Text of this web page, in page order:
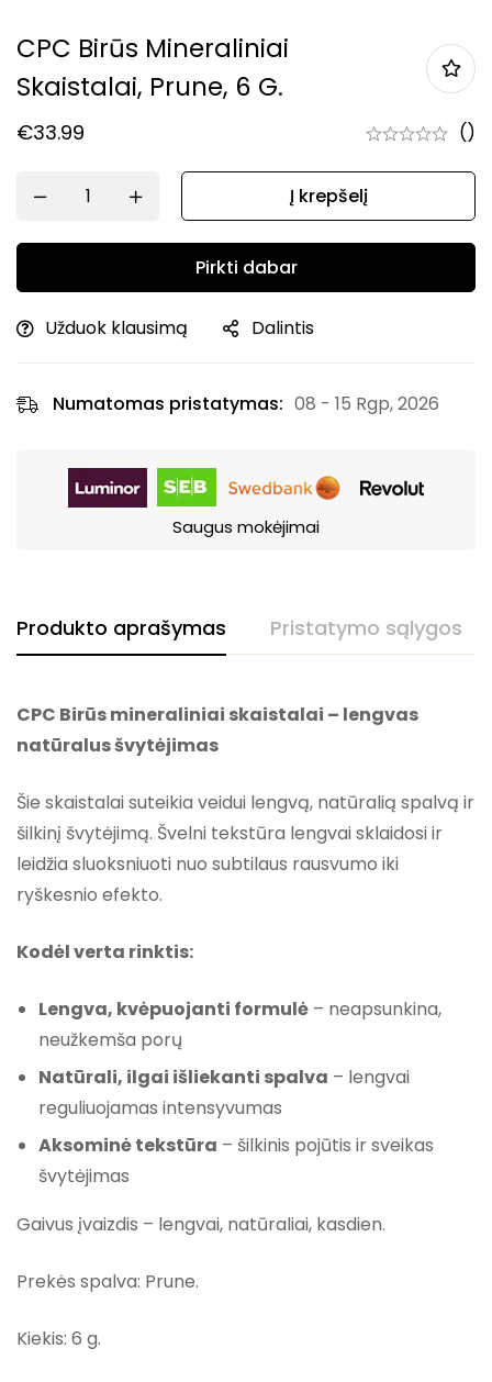
CPC Birūs Mineraliniai
Skaistalai, Prune, 6 G.
€33.99 ()
Į krepšelį
Pirkti dabar
Užduok klausimą Dalintis
Numatomas pristatymas: 08 - 15 Rgp, 2026
Saugus mokėjimai
Produkto aprašymas Pristatymo sąlygos
CPC Birūs mineraliniai skaistalai – lengvas
natūralus švytėjimas
Šie skaistalai suteikia veidui lengvą, natūralią spalvą ir
šilkinį švytėjimą. Švelni tekstūra lengvai sklaidosi ir
leidžia sluoksniuoti nuo subtilaus rausvumo iki
ryškesnio efekto.
Kodėl verta rinktis:
Lengva, kvėpuojanti formulė – neapsunkina,
neužkemša porų
Natūrali, ilgai išliekanti spalva – lengvai
reguliuojamas intensyvumas
Aksominė tekstūra – šilkinis pojūtis ir sveikas
švytėjimas
Gaivus įvaizdis – lengvai, natūraliai, kasdien.
Prekės spalva: Prune.
Kiekis: 6 g.